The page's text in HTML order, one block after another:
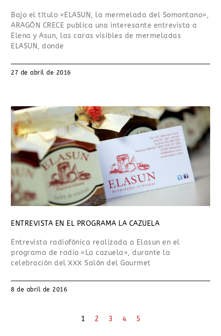
Bajo el título «ELASUN, la mermelada del Somontano»,
ARAGÓN CRECE publica una interesante entrevista a
Elena y Asun, las caras visibles de mermeladas
ELASUN, donde
27 de abril de 2016
ENTREVISTA EN EL PROGRAMA LA CAZUELA
Entrevista radiofónica realizada a Elasun en el
programa de radio «La cazuela», durante la
celebración del XXX Salón del Gourmet
8 de abril de 2016
1 2 3 4 5